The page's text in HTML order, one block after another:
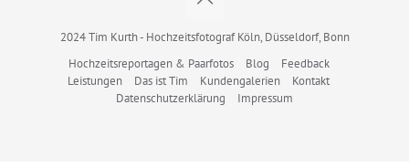
2024 Tim Kurth - Hochzeitsfotograf Köln, Düsseldorf, Bonn
Hochzeitsreportagen & Paarfotos
Blog
Feedback
Leistungen
Das ist Tim Kundengalerien
Kontakt
Datenschutzerklärung
Impressum